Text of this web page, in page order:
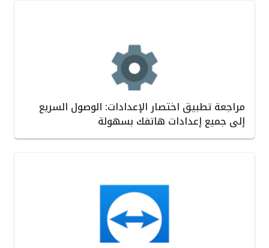
مراجعة تطبيق اختصار الإعدادات: الوصول السريع
إلى جميع إعدادات هاتفك بسهولة